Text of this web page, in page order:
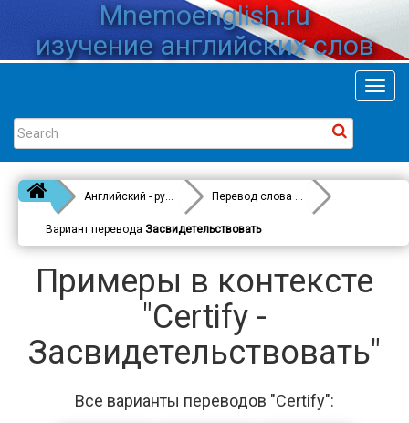
Mnemoenglish.ru
изучение английских слов
Английский - русский Перевод слова
Certify
Вариант перевода Засвидетельствовать
Примеры в контексте
"Certify -
Засвидетельствовать"
Все варианты переводов "Certify":